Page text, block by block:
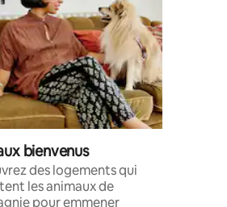
bienvenus
des logements qui
les animaux de
pour emmener